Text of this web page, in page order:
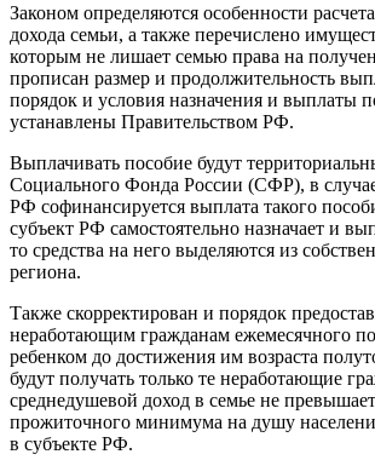
Законом определяются особенности
дохода семьи, а также перечислено
которым не лишает семью права на
прописан размер и продолжительность
порядок и условия назначения и выплаты
устанавлены Правительством РФ.
Выплачивать пособие будут
Социального Фонда России (СФР), в
РФ софинансируется выплата такого
субъект РФ самостоятельно назначает и
то средства на него выделяются из
региона.
Также скорректирован и порядок
неработающим гражданам ежемесячного
ребенком до достижения им возраста
будут получать только те неработающие
среднедушевой доход в семье не
прожиточного минимума на душу
в субъекте РФ.